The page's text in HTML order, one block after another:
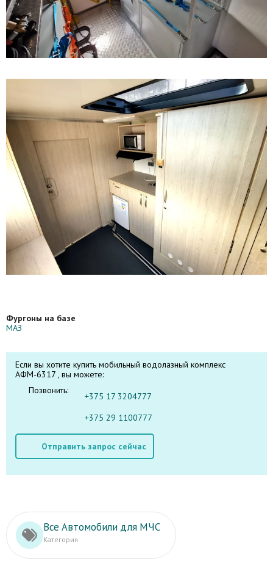
Фургоны на базе
МАЗ
Если вы хотите купить мобильный водолазный комплекс
АФМ-6317 , вы можете:
Позвонить:
+375 17 3204777
+375 29 1100777
Отправить запрос сейчас
Все Автомобили для МЧС
Категория